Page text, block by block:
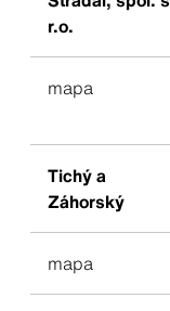
r.o.
mapa
Tichý a
Záhorský
mapa